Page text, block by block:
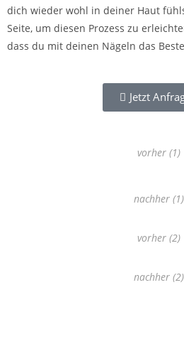
dich wieder wohl in deiner Haut
Seite, um diesen Prozess zu
dass du mit deinen Nägeln das
Jetzt
vorher (1)
nachher (1)
vorher (2)
nachher (2)